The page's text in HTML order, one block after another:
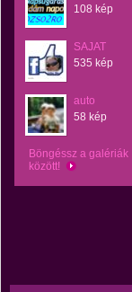
108 kép
SAJAT
535 kép
auto
58 kép
Böngéssz a galériák
között!